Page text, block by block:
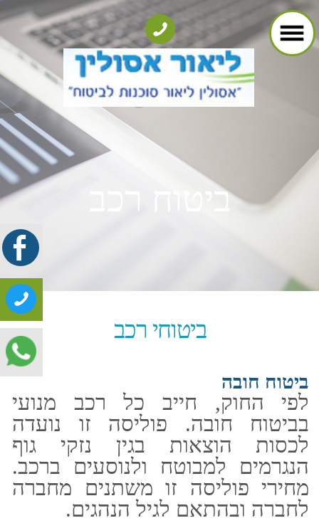
ביטוח רכב
לפי החוק, חייב כל רכב מנועי
בביטוח חובה. פוליסה זו נועדה
לכסות הוצאות בגין נזקי גוף
הנגרמים למבוטח ולנוסעים ברכב.
מחירי פוליסה זו משתנים מחברה
פוליסה זו מכסה הוצאות עבור נזק
הנגרם לרכושו של צד שלישי בזמן
שימוש ברכב מנועי.בעת מקרה
ביטוח (תביעה), תשלם החברה את
הפיצוי הכספי בגין הנזקים בשם
המבוטח, וזאת בהתאם לגבולות
האחריות המצוינים בפוליסה ולפי